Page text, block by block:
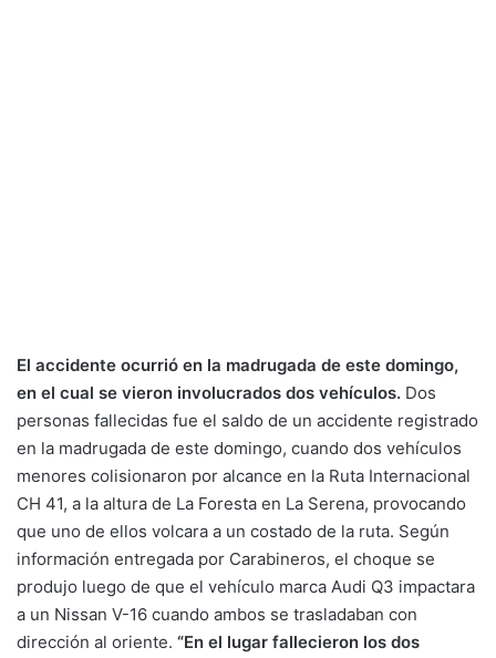
El accidente ocurrió en la madrugada de este domingo,
en el cual se vieron involucrados dos vehículos. Dos
personas fallecidas fue el saldo de un accidente registrado
en la madrugada de este domingo, cuando dos vehículos
menores colisionaron por alcance en la Ruta Internacional
CH 41, a la altura de La Foresta en La Serena, provocando
que uno de ellos volcara a un costado de la ruta. Según
información entregada por Carabineros, el choque se
produjo luego de que el vehículo marca Audi Q3 impactara
a un Nissan V-16 cuando ambos se trasladaban con
dirección al oriente. “En el lugar fallecieron los dos